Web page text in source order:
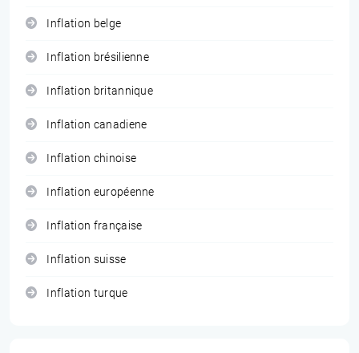
Inflation belge
Inflation brésilienne
Inflation britannique
Inflation canadiene
Inflation chinoise
Inflation européenne
Inflation française
Inflation suisse
Inflation turque